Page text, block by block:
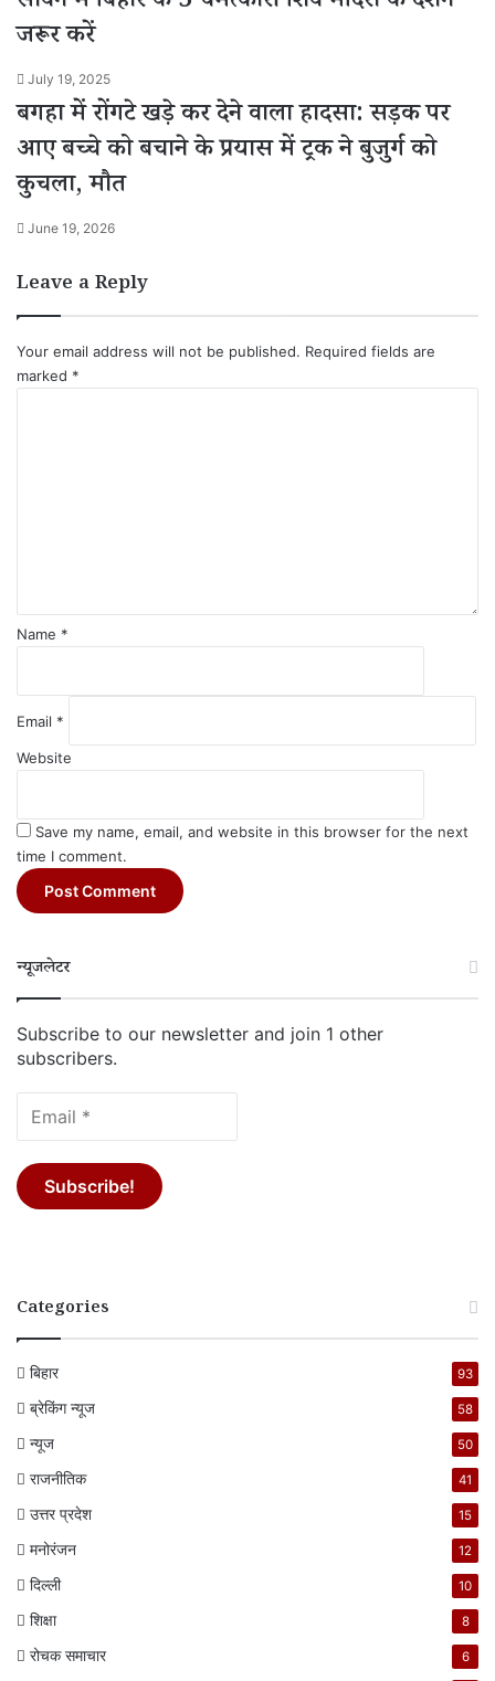
जरूर करें
July 19, 2025
बगहा में रोंगटे खड़े कर देने वाला हादसा: सड़क पर
आए बच्चे को बचाने के प्रयास में ट्रक ने बुजुर्ग को
कुचला, मौत
June 19, 2026
Leave a Reply
Your email address will not be published. Required fields are
marked *
Name *
Email *
Website
Save my name, email, and website in this browser for the next
time I comment.
न्यूजलेटर
Subscribe to our newsletter and join 1 other
subscribers.
Categories
बिहार 93
ब्रेकिंग न्यूज 58
न्यूज 50
राजनीतिक 41
उत्तर प्रदेश 15
मनोरंजन 12
दिल्ली 10
शिक्षा 8
रोचक समाचार 6